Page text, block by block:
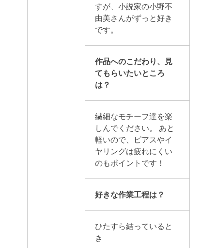
すが、小説家の小野不
由美さんがずっと好き
です。
作品へのこだわり、見
てもらいたいところ
は？
繊細なモチーフ達を楽
しんでください。
あと
軽いので、ピアスやイ
ヤリングは疲れにくい
のもポイントです！
好きな作業工程は？
ひたすら結っていると
き